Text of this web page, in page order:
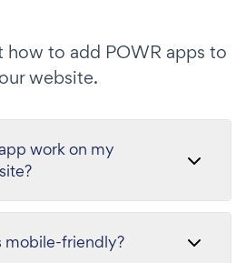
how to add POWR apps to
website.
work on my
mobile-friendly?